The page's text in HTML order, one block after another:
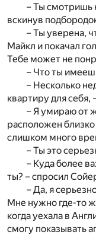
– Ты смотришь
вскинув
– Ты уверена,
Майкл и покачал
Тебе может не
– Что ты
– Несколько
квартиру для
– Я умираю от
расположен
слишком много
– Ты это
– Куда более
ты? – спросил
– Да, я
Мне нужно где-то
когда уехала в
смогу показывать